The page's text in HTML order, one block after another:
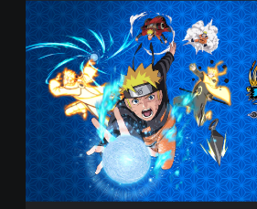
E
d
i
ç
ã
o
D
e
l
u
x
e